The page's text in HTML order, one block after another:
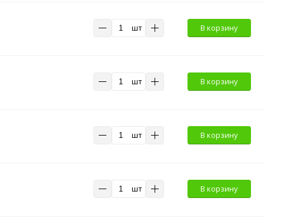
шт В корзину
шт В корзину
шт В корзину
шт В корзину